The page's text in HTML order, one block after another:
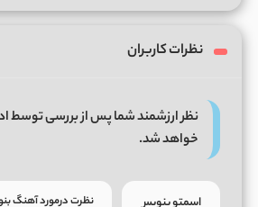
نظرات کاربران
نظر ارزشمند شما پس از بررسی توسط
خواهد شد.